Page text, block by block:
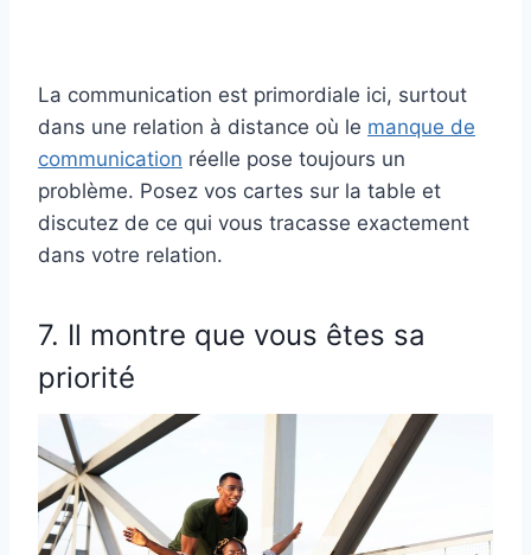
La communication est primordiale ici, surtout
dans une relation à distance où le manque de
communication réelle pose toujours un
problème. Posez vos cartes sur la table et
discutez de ce qui vous tracasse exactement
dans votre relation.
7. Il montre que vous êtes sa
priorité